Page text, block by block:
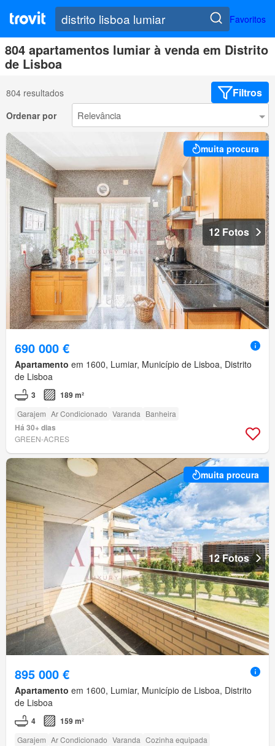
Favoritos
804 apartamentos lumiar à venda em Distrito
de Lisboa
804 resultados Filtros
Ordenar por
muita procura
12 Fotos
690 000 €
Apartamento em 1600, Lumiar, Município de Lisboa, Distrito
de Lisboa
3 189 m²
Garajem Ar Condicionado Varanda Banheira
Há 30+ dias
GREEN-ACRES
muita procura
12 Fotos
895 000 €
Apartamento em 1600, Lumiar, Município de Lisboa, Distrito
de Lisboa
4 159 m²
Garajem Ar Condicionado Varanda Cozinha equipada